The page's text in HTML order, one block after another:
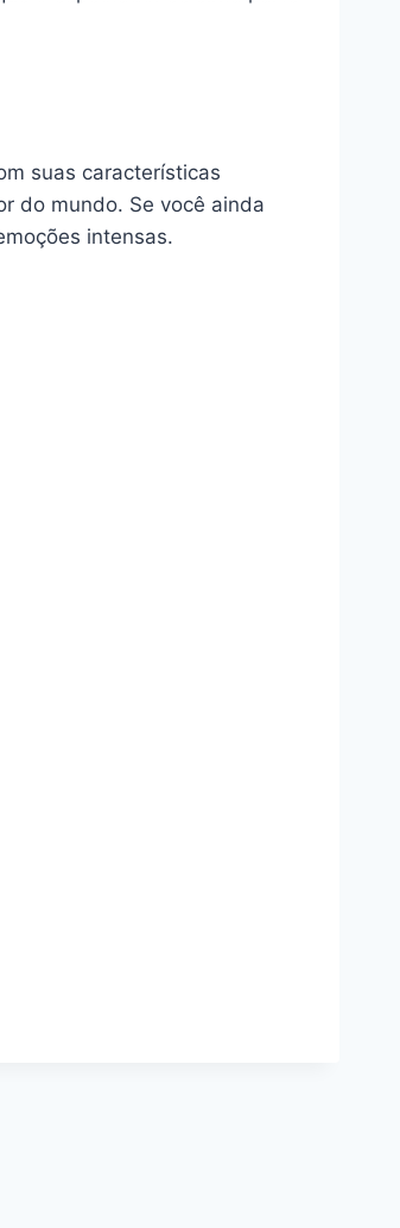
suas características
do mundo. Se você ainda
intensas.